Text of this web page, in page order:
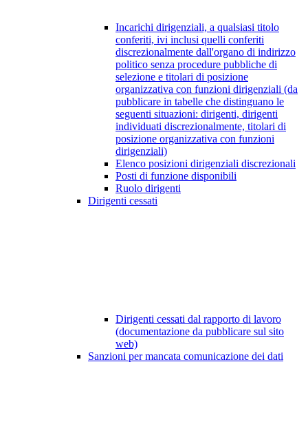
Incarichi dirigenziali, a qualsiasi titolo
conferiti, ivi inclusi quelli conferiti
discrezionalmente dall'organo di indirizzo
politico senza procedure pubbliche di
selezione e titolari di posizione
organizzativa con funzioni dirigenziali (da
pubblicare in tabelle che distinguano le
seguenti situazioni: dirigenti, dirigenti
individuati discrezionalmente, titolari di
posizione organizzativa con funzioni
dirigenziali)
Elenco posizioni dirigenziali discrezionali
Posti di funzione disponibili
Ruolo dirigenti
Dirigenti cessati
Dirigenti cessati dal rapporto di lavoro
(documentazione da pubblicare sul sito
web)
Sanzioni per mancata comunicazione dei dati